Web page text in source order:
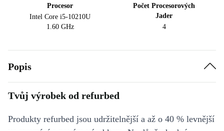
Procesor
Intel Core i5-10210U
1.60 GHz
Počet Procesorových
Jader
4
Popis
Tvůj výrobek od refurbed
Produkty refurbed jsou udržitelnější a až o 40 % levnější